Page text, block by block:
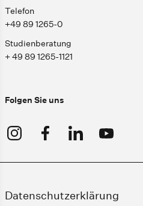
Telefon
+49 89 1265-0
Studienberatung
+ 49 89 1265-1121
Folgen Sie uns
Datenschutzerklärung